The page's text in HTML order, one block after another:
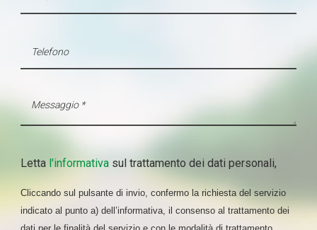
analizzare il nostro traffico. Condividiamo inoltre
pubblicità e social media, i quali potrebbero combinarle
con altre informazioni che ha fornito loro o che hanno
Letta l'informativasul trattamento dei dati personali,
Cliccando sul pulsante di invio, confermo la richiesta del servizio
indicato al punto a) dell’informativa, il consenso al trattamento dei